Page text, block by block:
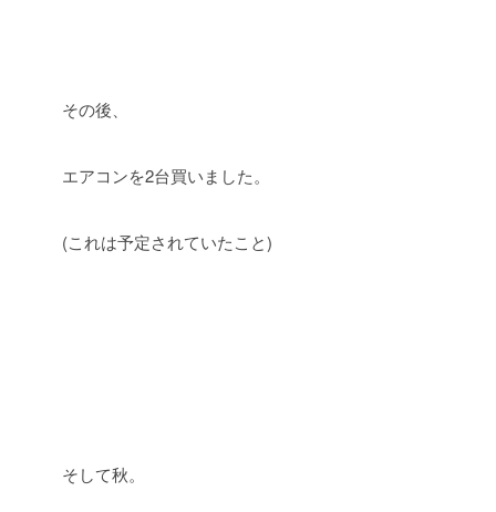
その後、
エアコンを2台買いました。
(これは予定されていたこと)
そして秋。